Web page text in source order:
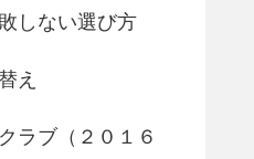
しない選び方
え
ラブ（２０１６